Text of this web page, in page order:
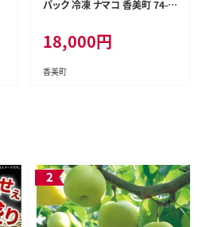
パック 冷凍 ナマコ 香美町 74-0
18,000円
香美町